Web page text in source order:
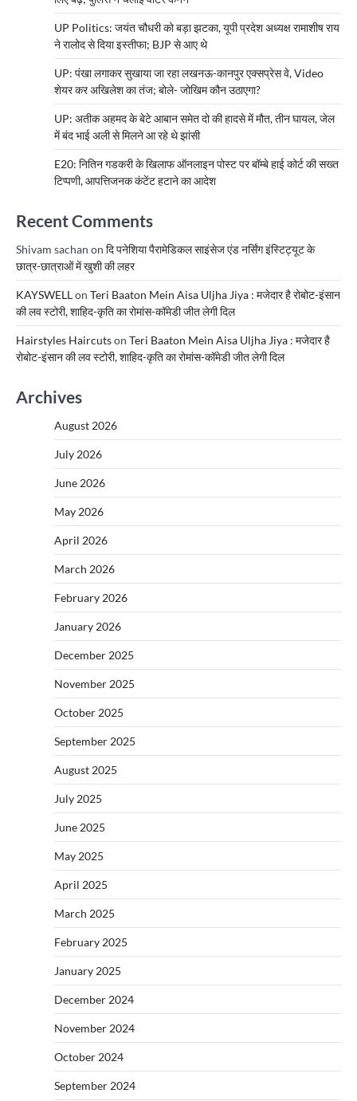
UP Politics: जयंत चौधरी को बड़ा झटका, यूपी प्रदेश अध्यक्ष रामाशीष राय
ने रालोद से दिया इस्तीफा; BJP से आए थे
UP: पंखा लगाकर सुखाया जा रहा लखनऊ-कानपुर एक्सप्रेस वे, Video
शेयर कर अखिलेश का तंज; बोले- जोखिम कौन उठाएगा?
UP: अतीक अहमद के बेटे आबान समेत दो की हादसे में मौत, तीन घायल, जेल
में बंद भाई अली से मिलने आ रहे थे झांसी
E20: नितिन गडकरी के खिलाफ ऑनलाइन पोस्ट पर बॉम्बे हाई कोर्ट की सख्त
टिप्पणी, आपत्तिजनक कंटेंट हटाने का आदेश
Recent Comments
Shivam sachan on दि पनेशिया पैरामेडिकल साइंसेज एंड नर्सिंग इंस्टिट्यूट के
छात्र-छात्राओं में खुशी की लहर
KAYSWELLon Teri Baaton Mein Aisa Uljha Jiya : मजेदार है रोबोट-इंसान
की लव स्टोरी, शाहिद-कृति का रोमांस-कॉमेडी जीत लेगी दिल
Hairstyles Haircutson Teri Baaton Mein Aisa Uljha Jiya : मजेदार है
रोबोट-इंसान की लव स्टोरी, शाहिद-कृति का रोमांस-कॉमेडी जीत लेगी दिल
Archives
August 2026
July 2026
June 2026
May 2026
April 2026
March 2026
February 2026
January 2026
December 2025
November 2025
October 2025
September 2025
August 2025
July 2025
June 2025
May 2025
April 2025
March 2025
February 2025
January 2025
December 2024
November 2024
October 2024
September 2024